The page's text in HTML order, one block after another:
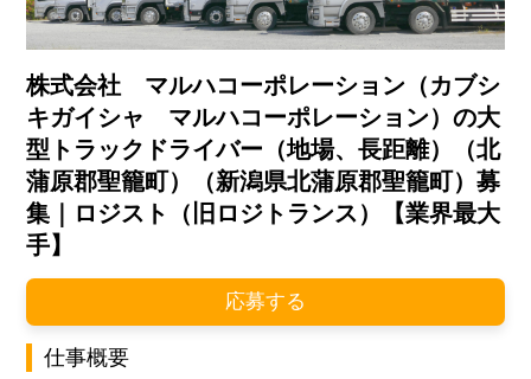
株式会社 マルハコーポレーション（カブシ
キガイシャ マルハコーポレーション）の大
型トラックドライバー（地場、長距離）（北
蒲原郡聖籠町）（新潟県北蒲原郡聖籠町）募
集｜ロジスト（旧ロジトランス）【業界最大
手】
応募する
仕事概要